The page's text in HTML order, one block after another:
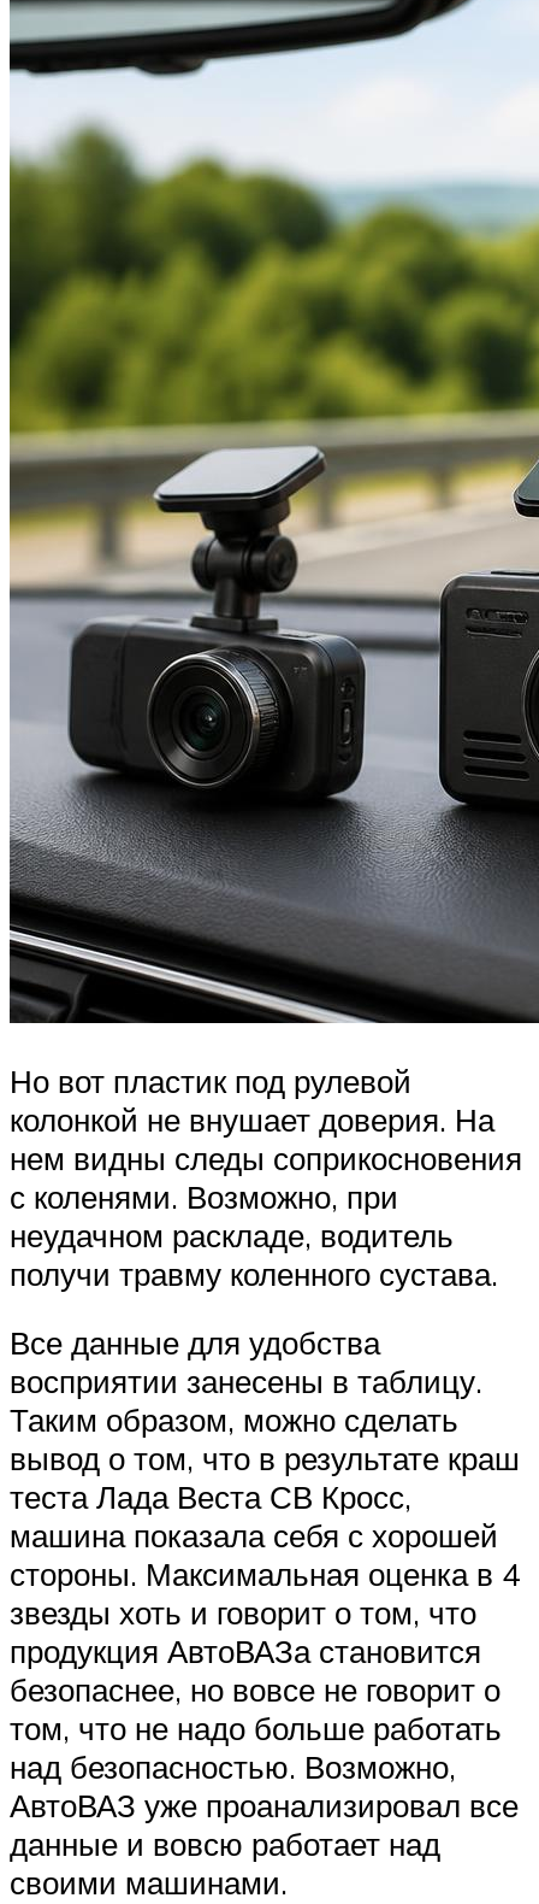
Но вот пластик под рулевой
колонкой не внушает доверия. На
нем видны следы соприкосновения
с коленями. Возможно, при
неудачном раскладе, водитель
получи травму коленного сустава.
Все данные для удобства
восприятии занесены в таблицу.
Таким образом, можно сделать
вывод о том, что в результате краш
теста Лада Веста СВ Кросс,
машина показала себя с хорошей
стороны. Максимальная оценка в 4
звезды хоть и говорит о том, что
продукция АвтоВАЗа становится
безопаснее, но вовсе не говорит о
том, что не надо больше работать
над безопасностью. Возможно,
АвтоВАЗ уже проанализировал все
данные и вовсю работает над
своими машинами.